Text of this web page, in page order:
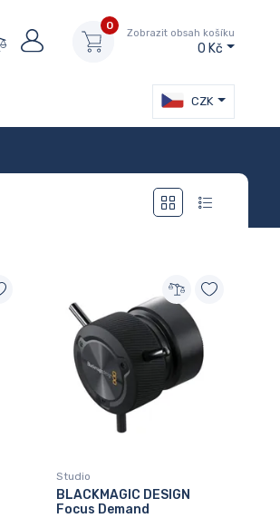
0
Zobrazit obsah košíku
0 Kč
CZK
Studio
BLACKMAGIC DESIGN
Focus Demand